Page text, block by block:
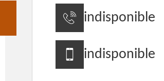
indisponible
indisponible